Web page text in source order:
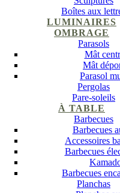
Boîtes aux
LUMINAIRES
OMBRAGE
Parasols
Mât
Mât
Parasol
Pergolas
Pare-soleils
À TABLE
Barbecues
Barbecues
Accessoires
Barbecues
Barbecues
Planchas